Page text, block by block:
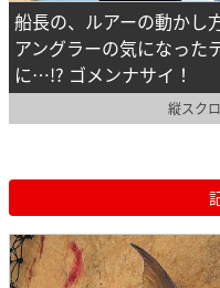
船長の、ルアーの動かし
アングラーの気になった
に…!? ゴメンナサイ！
縦スク